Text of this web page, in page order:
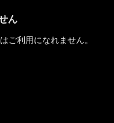
ん
ご利用になれません。